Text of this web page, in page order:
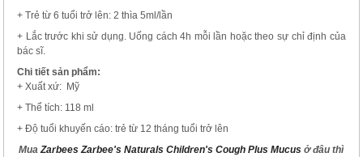
+ Trẻ từ 6 tuổi trở lên: 2 thìa 5ml/lần
+ Lắc trước khi sử dụng. Uống cách 4h mỗi lần hoặc theo sự chỉ định của
bác sĩ.
Chi tiết sản phẩm:
+ Xuất xứ: Mỹ
+ Thể tích: 118 ml
+ Độ tuổi khuyến cáo: trẻ từ 12 tháng tuổi trở lên
MuaZarbees Zarbee's Naturals Children's Cough Plus Mucus ở đâu thì